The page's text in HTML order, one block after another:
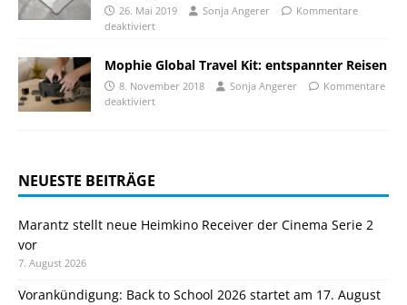
26. Mai 2019 Sonja Angerer
Kommentare
deaktiviert
Mophie Global Travel Kit: entspannter Reisen
8. November 2018 Sonja Angerer
Kommentare
deaktiviert
NEUESTE BEITRÄGE
Marantz stellt neue Heimkino Receiver der Cinema Serie 2
vor
7. August 2026
Vorankündigung: Back to School 2026 startet am 17. August